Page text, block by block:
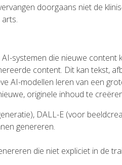
doorgaans niet de
systemen die nieuwe content
content. Dit kan tekst,
AI-modellen leren van een
originele inhoud te
DALL-E (voor
genereren.
die niet expliciet in de